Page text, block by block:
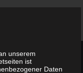
unserem
ist
Daten